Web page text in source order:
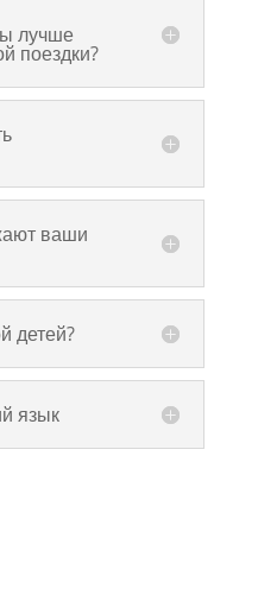
лучше
поездки?
ваши
детей?
язык